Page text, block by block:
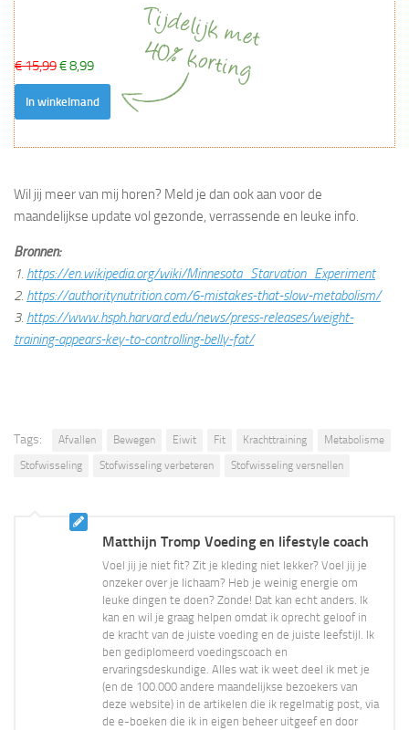
€ 15,99€ 8,99
In winkelmand
Wil jij meer van mij horen? Meld je dan ook aan voor de
maandelijkse update vol gezonde, verrassende en leuke info.
Bronnen:
1. https://en.wikipedia.org/wiki/Minnesota_Starvation_Experiment
2. https://authoritynutrition.com/6-mistakes-that-slow-metabolism/
3. https://www.hsph.harvard.edu/news/press-releases/weight-
training-appears-key-to-controlling-belly-fat/
Tags: Afvallen Bewegen Eiwit Fit Krachttraining
Metabolisme
Stofwisseling
Stofwisseling verbeteren Stofwisseling versnellen
Matthijn Tromp Voeding en lifestyle coach
Voel jij je niet fit? Zit je kleding niet lekker? Voel jij je
onzeker over je lichaam? Heb je weinig energie om
leuke dingen te doen? Zonde! Dat kan echt anders. Ik
kan en wil je graag helpen omdat ik oprecht geloof in
de kracht van de juiste voeding en de juiste leefstijl. Ik
ben gediplomeerd voedingscoach en
ervaringsdeskundige. Alles wat ik weet deel ik met je
(en de 100.000 andere maandelijkse bezoekers van
deze website) in de artikelen die ik regelmatig post, via
de e-boeken die ik in eigen beheer uitgeef en door